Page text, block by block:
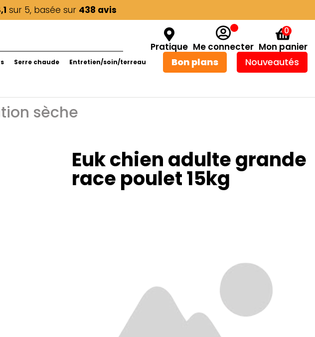
sur 5, basée sur 438 avis
Pratique Me connecter
0
Mon panier
Serre chaude Entretien/soin/terreau Bon plans Nouveautés
sèche
Euk chien adulte grande
race poulet 15kg